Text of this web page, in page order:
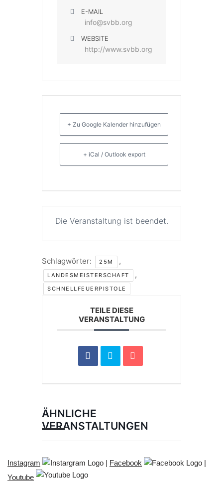
E-MAIL
info@svbb.org
WEBSITE
http://www.svbb.org
+ Zu Google Kalender hinzufügen
+ iCal / Outlook export
Die Veranstaltung ist beendet.
Schlagwörter: 25M ,
LANDESMEISTERSCHAFT ,
SCHNELLFEUERPISTOLE
TEILE DIESE
VERANSTALTUNG
ÄHNLICHE
VERANSTALTUNGEN
Instagram | Facebook
|
Youtube